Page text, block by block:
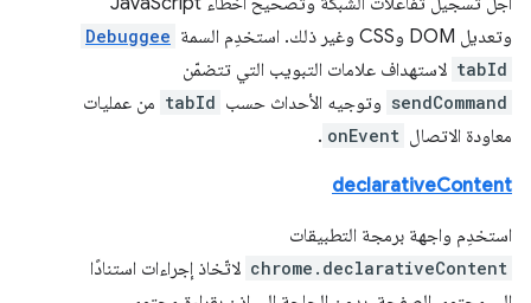
وتعديل DOM وCSS وغير ذلك. استخدِم السمة
Debuggee
tabId لاستهداف علامات التبويب التي تتضمّن
sendCommand وتوجيه الأحداث حسب tabId من عمليات
معاودة الاتصال onEvent
.
declarativeContent
استخدِم واجهة برمجة التطبيقات
chrome.declarativeContent لاتّخاذ إجراءات استنادًا